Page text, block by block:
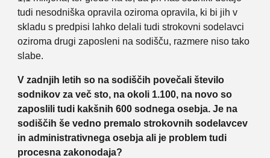
tudi nesodniška opravila oziroma opravila, ki bi jih v
skladu s predpisi lahko delali tudi strokovni sodelavci
oziroma drugi zaposleni na sodišču, razmere niso tako
slabe.
V zadnjih letih so na sodiščih povečali število
sodnikov za več sto, na okoli 1.100, na novo so
zaposlili tudi kakšnih 600 sodnega osebja. Je na
sodiščih še vedno premalo strokovnih sodelavcev
in administrativnega osebja ali je problem tudi
procesna zakonodaja?